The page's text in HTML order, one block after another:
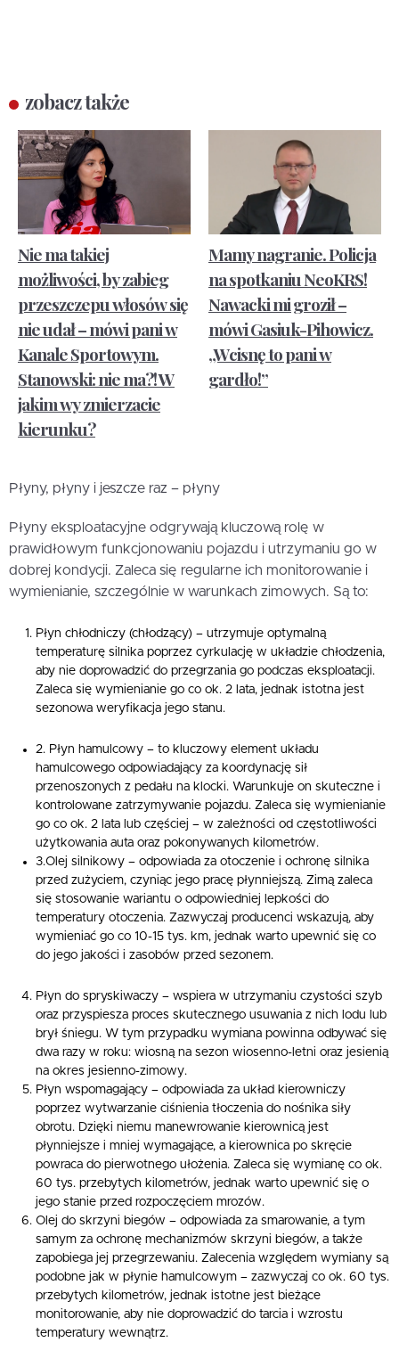
zobacz także
Nie ma takiej
możliwości, by zabieg
przeszczepu włosów się
nie udał – mówi pani w
Kanale Sportowym.
Stanowski: nie ma?! W
jakim wy zmierzacie
kierunku?
Mamy nagranie. Policja
na spotkaniu NeoKRS!
Nawacki mi groził –
mówi Gasiuk-Pihowicz.
„Wcisnę to pani w
gardło!”
Płyny, płyny i jeszcze raz – płyny
Płyny eksploatacyjne odgrywają kluczową rolę w
prawidłowym funkcjonowaniu pojazdu i utrzymaniu go w
dobrej kondycji. Zaleca się regularne ich monitorowanie i
wymienianie, szczególnie w warunkach zimowych. Są to:
Płyn chłodniczy (chłodzący) – utrzymuje optymalną
temperaturę silnika poprzez cyrkulację w układzie chłodzenia,
aby nie doprowadzić do przegrzania go podczas eksploatacji.
Zaleca się wymienianie go co ok. 2 lata, jednak istotna jest
sezonowa weryfikacja jego stanu.
2. Płyn hamulcowy – to kluczowy element układu
hamulcowego odpowiadający za koordynację sił
przenoszonych z pedału na klocki. Warunkuje on skuteczne i
kontrolowane zatrzymywanie pojazdu. Zaleca się wymienianie
go co ok. 2 lata lub częściej – w zależności od częstotliwości
użytkowania auta oraz pokonywanych kilometrów.
3.Olej silnikowy – odpowiada za otoczenie i ochronę silnika
przed zużyciem, czyniąc jego pracę płynniejszą. Zimą zaleca
się stosowanie wariantu o odpowiedniej lepkości do
temperatury otoczenia. Zazwyczaj producenci wskazują, aby
wymieniać go co 10-15 tys. km, jednak warto upewnić się co
do jego jakości i zasobów przed sezonem.
Płyn do spryskiwaczy – wspiera w utrzymaniu czystości szyb
oraz przyspiesza proces skutecznego usuwania z nich lodu lub
brył śniegu. W tym przypadku wymiana powinna odbywać się
dwa razy w roku: wiosną na sezon wiosenno-letni oraz jesienią
na okres jesienno-zimowy.
Płyn wspomagający – odpowiada za układ kierowniczy
poprzez wytwarzanie ciśnienia tłoczenia do nośnika siły
obrotu. Dzięki niemu manewrowanie kierownicą jest
płynniejsze i mniej wymagające, a kierownica po skręcie
powraca do pierwotnego ułożenia. Zaleca się wymianę co ok.
60 tys. przebytych kilometrów, jednak warto upewnić się o
jego stanie przed rozpoczęciem mrozów.
Olej do skrzyni biegów – odpowiada za smarowanie, a tym
samym za ochronę mechanizmów skrzyni biegów, a także
zapobiega jej przegrzewaniu. Zalecenia względem wymiany są
podobne jak w płynie hamulcowym – zazwyczaj co ok. 60 tys.
przebytych kilometrów, jednak istotne jest bieżące
monitorowanie, aby nie doprowadzić do tarcia i wzrostu
temperatury wewnątrz.